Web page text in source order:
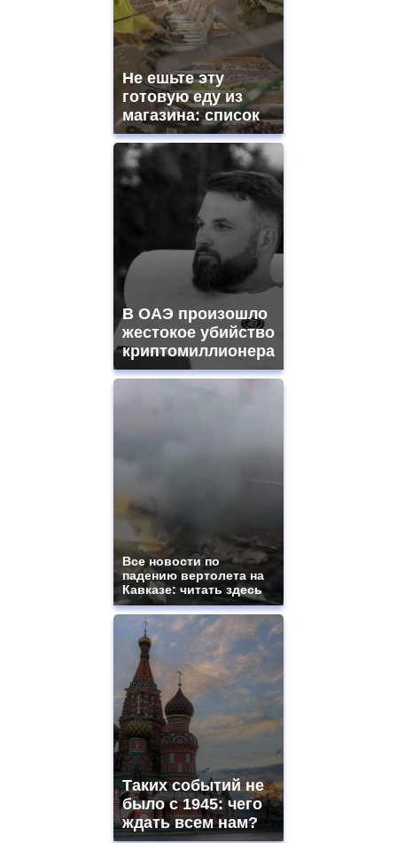
Не ешьте эту
готовую еду из
магазина: список
В ОАЭ произошло
жестокое убийство
криптомиллионера
Все новости по
падению вертолета на
Кавказе: читать здесь
Таких событий не
было с 1945: чего
ждать всем нам?